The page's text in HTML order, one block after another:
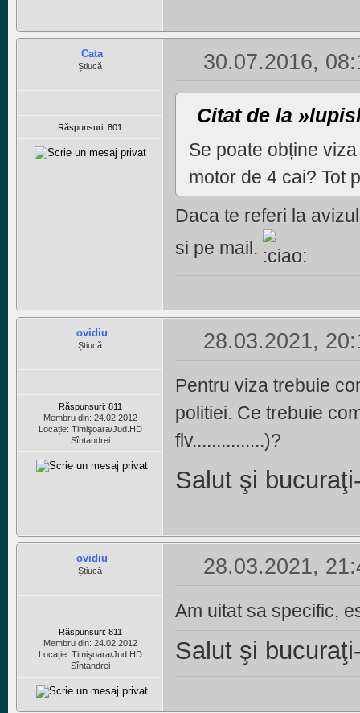
Cata
Știucă
Răspunsuri: 801
30.07.2016,
Citat de la
Se poate obține
motor de 4 cai? Tot
Daca te referi la
si pe mail.
ovidiu
Știucă
Răspunsuri: 811
Membru din: 24.02.2012
Locație: Timişoara/Jud.HD
Sîntandrei
28.03.2021,
Pentru viza trebuie
politiei. Ce trebuie
flv...............)?
Salut şi
ovidiu
Știucă
Răspunsuri: 811
Membru din: 24.02.2012
Locație: Timişoara/Jud.HD
Sîntandrei
28.03.2021,
Am uitat sa specific,
Salut şi